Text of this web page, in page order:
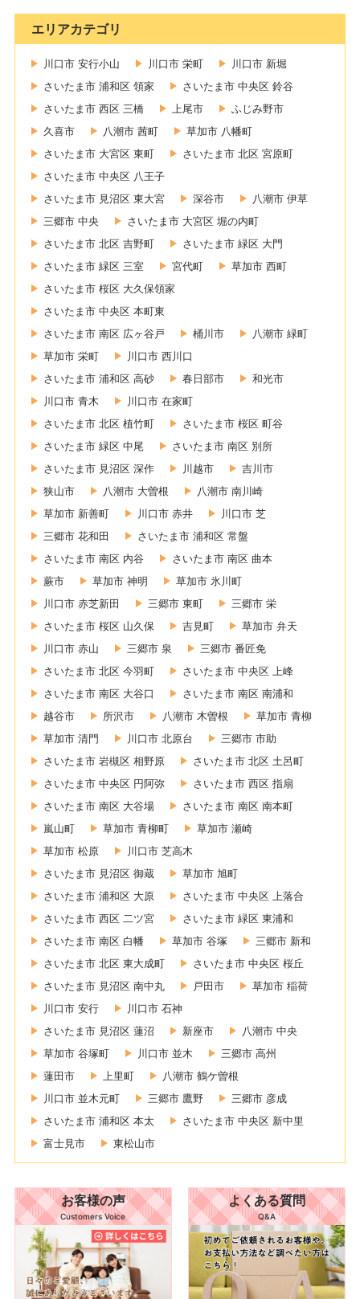
エリアカテゴリ
川口市 安行小山 川口市 栄町
川口市 新堀
さいたま市 浦和区 領家
さいたま市 中央区 鈴谷
さいたま市 西区 三橋
上尾市
ふじみ野市
久喜市
八潮市 茜町
草加市 八幡町
さいたま市 大宮区 東町
さいたま市 北区 宮原町
さいたま市 中央区 八王子
さいたま市 見沼区 東大宮
深谷市
八潮市 伊草
三郷市 中央
さいたま市 大宮区 堀の内町
さいたま市 北区 吉野町
さいたま市 緑区 大門
さいたま市 緑区 三室
宮代町
草加市 西町
さいたま市 桜区 大久保領家
さいたま市 中央区 本町東
さいたま市 南区 広ヶ谷戸
桶川市
八潮市 緑町
草加市 栄町
川口市 西川口
さいたま市 浦和区 高砂
春日部市
和光市
川口市 青木
川口市 在家町
さいたま市 北区 植竹町
さいたま市 桜区 町谷
さいたま市 緑区 中尾
さいたま市 南区 別所
さいたま市 見沼区 深作
川越市
吉川市
狭山市
八潮市 大曽根
八潮市 南川崎
草加市 新善町
川口市 赤井
川口市 芝
三郷市 花和田
さいたま市 浦和区 常盤
さいたま市 南区 内谷
さいたま市 南区 曲本
蕨市
草加市 神明
草加市 氷川町
川口市 赤芝新田
三郷市 東町
三郷市 栄
さいたま市 桜区 山久保
吉見町
草加市 弁天
川口市 赤山
三郷市 泉
三郷市 番匠免
さいたま市 北区 今羽町
さいたま市 中央区 上峰
さいたま市 南区 大谷口
さいたま市 南区 南浦和
越谷市
所沢市 八潮市 木曽根
草加市 青柳
草加市 清門
川口市 北原台
三郷市 市助
さいたま市 岩槻区 相野原
さいたま市 北区 土呂町
さいたま市 中央区 円阿弥
さいたま市 西区 指扇
さいたま市 南区 大谷場
さいたま市 南区 南本町
嵐山町
草加市 青柳町
草加市 瀬崎
草加市 松原
川口市 芝高木
さいたま市 見沼区 御蔵
草加市 旭町
さいたま市 浦和区 大原
さいたま市 中央区 上落合
さいたま市 西区 二ツ宮
さいたま市 緑区 東浦和
さいたま市 南区 白幡
草加市 谷塚
三郷市 新和
さいたま市 北区 東大成町
さいたま市 中央区 桜丘
さいたま市 見沼区 南中丸
戸田市
草加市 稲荷
川口市 安行
川口市 石神
さいたま市 見沼区 蓮沼
新座市
八潮市 中央
草加市 谷塚町
川口市 並木
三郷市 高州
蓮田市
上里町
八潮市 鶴ケ曽根
川口市 並木元町
三郷市 鷹野
三郷市 彦成
さいたま市 浦和区 本太
さいたま市 中央区 新中里
富士見市
東松山市
お客様の声
Customers Voice
よくある質問
Q&A